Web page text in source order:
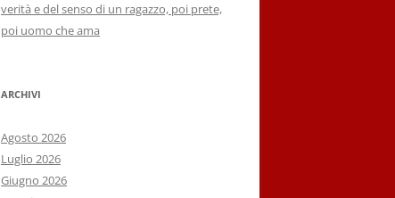
verità e del senso di un ragazzo, poi prete,
poi uomo che ama
ARCHIVI
Agosto 2026
Luglio 2026
Giugno 2026